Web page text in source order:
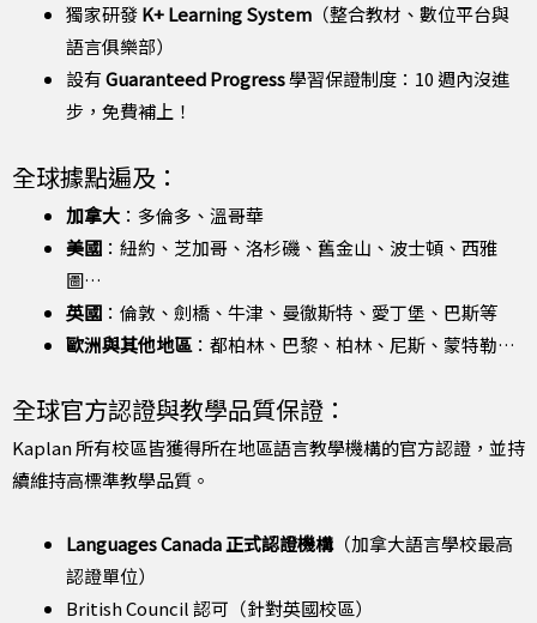
獨家研發K+ Learning System （整合教材、數位平台與
語言俱樂部）
設有Guaranteed Progress學習保證制度：10 週內沒進
步，免費補上！
全球據點遍及：
加拿大 ：多倫多、溫哥華
美國 ：紐約、芝加哥、洛杉磯、舊金山、波士頓、西雅
圖…
英國 ：倫敦、劍橋、牛津、曼徹斯特、愛丁堡、巴斯等
歐洲與其他地區：都柏林、巴黎、柏林、尼斯、蒙特勒…
全球官方認證與教學品質保證：
Kaplan 所有校區皆獲得所在地區語言教學機構的官方認證，並持
續維持高標準教學品質。
Languages Canada 正式認證機構（加拿大語言學校最高
認證單位）
British Council 認可（針對英國校區）